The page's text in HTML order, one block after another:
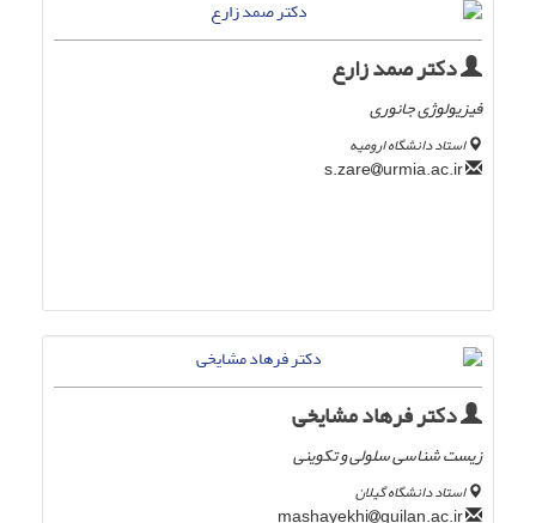
دکتر صمد زارع
فیزیولوژی جانوری
استاد دانشگاه ارومیه
urmia.ac.ir
دکتر فرهاد مشایخی
زیست شناسی سلولی و تکوینی
استاد دانشگاه گیلان